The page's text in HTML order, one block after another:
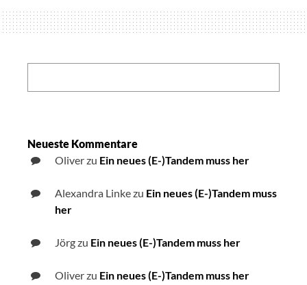
Beta
1
Neueste Kommentare
Oliverzu Ein neues (E-)Tandem muss her
Alexandra Linkezu Ein neues (E-)Tandem muss
her
Jörgzu Ein neues (E-)Tandem muss her
Oliverzu Ein neues (E-)Tandem muss her